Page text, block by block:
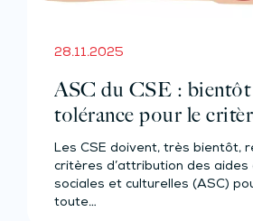
28.11.2025
ASC du CSE : bientôt
tolérance pour le
d’ancienneté !
Les CSE doivent, très bientôt,
critères d’attribution des aides
sociales et culturelles (ASC)
toute…